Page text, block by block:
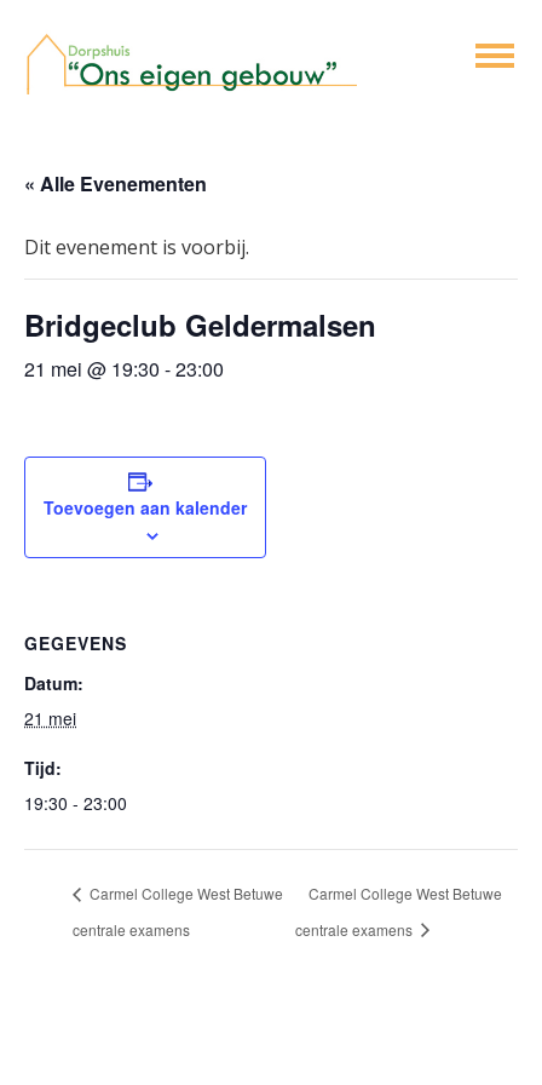
« Alle Evenementen
Dit evenement is voorbij.
Bridgeclub Geldermalsen
21 mei @ 19:30 -23:00
Toevoegen aan kalender
GEGEVENS
Datum:
21 mei
Tijd:
19:30 - 23:00
Carmel College West Betuwe
centrale examens
Carmel College West Betuwe
centrale examens